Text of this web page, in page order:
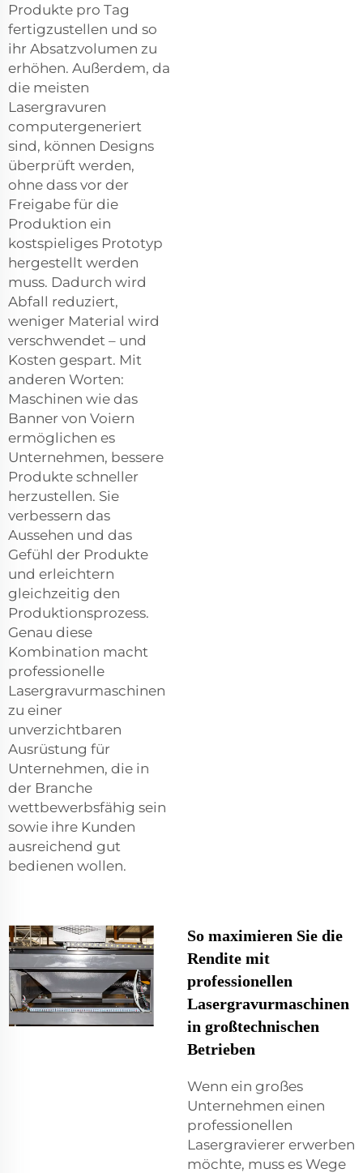
Produkte pro Tag
fertigzustellen und so
ihr Absatzvolumen zu
erhöhen. Außerdem, da
die meisten
Lasergravuren
computergeneriert
sind, können Designs
überprüft werden,
ohne dass vor der
Freigabe für die
Produktion ein
kostspieliges Prototyp
hergestellt werden
muss. Dadurch wird
Abfall reduziert,
weniger Material wird
verschwendet – und
Kosten gespart. Mit
anderen Worten:
Maschinen wie das
Banner von Voiern
ermöglichen es
Unternehmen, bessere
Produkte schneller
herzustellen. Sie
verbessern das
Aussehen und das
Gefühl der Produkte
und erleichtern
gleichzeitig den
Produktionsprozess.
Genau diese
Kombination macht
professionelle
Lasergravurmaschinen
zu einer
unverzichtbaren
Ausrüstung für
Unternehmen, die in
der Branche
wettbewerbsfähig sein
sowie ihre Kunden
ausreichend gut
bedienen wollen.
So maximieren Sie die
Rendite mit
professionellen
Lasergravurmaschinen
in großtechnischen
Betrieben
Wenn ein großes
Unternehmen einen
professionellen
Lasergravierer erwerben
möchte, muss es Wege